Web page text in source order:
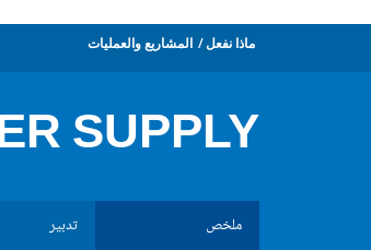
ماذا نفعل المشاريع والعمليات
SUPPLY
ملخص تدبير